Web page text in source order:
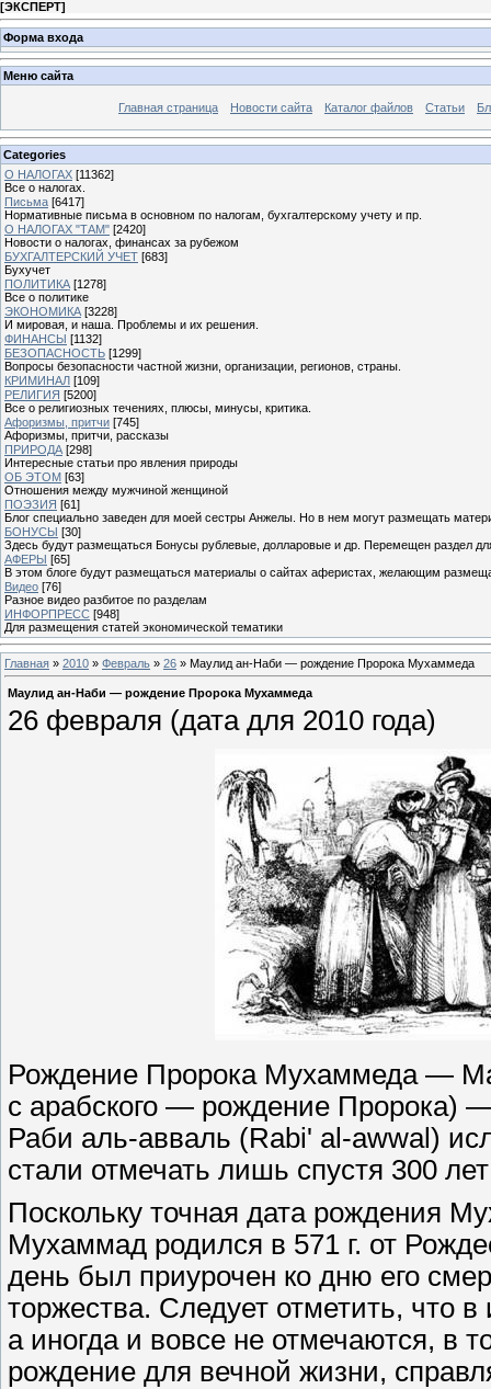
[ЭКСПЕРТ]
Форма входа
Меню сайта
Главная страница Новости сайта Каталог файлов Статьи
Categories
О НАЛОГАХ [11362]
Все о налогах.
Письма [6417]
Нормативные письма в основном по налогам, бухгалтерскому учету и пр.
О НАЛОГАХ "ТАМ" [2420]
Новости о налогах, финансах за рубежом
БУХГАЛТЕРСКИЙ УЧЕТ [683]
Бухучет
ПОЛИТИКА [1278]
Все о политике
ЭКОНОМИКА [3228]
И мировая, и наша. Проблемы и их решения.
ФИНАНСЫ [1132]
БЕЗОПАСНОСТЬ [1299]
Вопросы безопасности частной жизни, организации, регионов, страны.
КРИМИНАЛ [109]
РЕЛИГИЯ [5200]
Все о религиозных течениях, плюсы, минусы, критика.
Афоризмы, притчи [745]
Афоризмы, притчи, рассказы
ПРИРОДА [298]
Интересные статьи про явления природы
ОБ ЭТОМ [63]
Отношения между мужчиной женщиной
ПОЭЗИЯ [61]
Блог специально заведен для моей сестры Анжелы. Но в нем могут размещать
БОНУСЫ [30]
Здесь будут размещаться Бонусы рублевые, долларовые и др. Перемещен раздел
АФЕРЫ [65]
В этом блоге будут размещаться материалы о сайтах аферистах, желающим
Видео [76]
Разное видео разбитое по разделам
ИНФОРПРЕСС [948]
Для размещения статей экономической тематики
Главная » 2010 » Февраль » 26 » Маулид ан-Наби — рождение Пророка Мухаммеда
Маулид ан-Наби — рождение Пророка Мухаммеда
26 февраля (дата для 2010 года)
Рождение Пророка Мухаммеда —
с арабского — рождение Пророка)
Раби аль-авваль (Rabi' al-awwal)
стали отмечать лишь спустя 300
Поскольку точная дата рождения
Мухаммад родился в 571 г. от
день был приурочен ко дню его
торжества. Следует отметить, что
а иногда и вовсе не отмечаются, в
рождение для вечной жизни,